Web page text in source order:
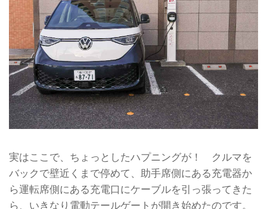
実はここで、ちょっとしたハプニングが！ クルマを
バックで壁近くまで停めて、助手席側にある充電器か
ら運転席側にある充電口にケーブルを引っ張ってきた
ら、いきなり電動テールゲートが開き始めたのです。